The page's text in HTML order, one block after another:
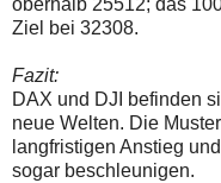
Ziel bei 32308.
Fazit:
DAX und DJI befinden
neue Welten. Die
langfristigen Anstieg
sogar beschleunigen.